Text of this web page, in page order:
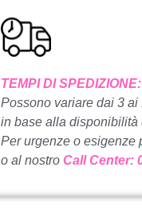
TEMPI DI SPEDIZIONE:
Possono variare dai 3
in base alla disponibilità
Per urgenze o esigenze
o al nostro Call Center: